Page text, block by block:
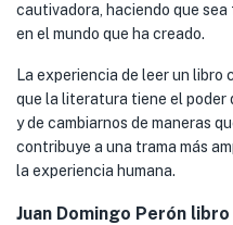
cautivadora, haciendo que
en el mundo que ha creado.
La experiencia de leer un libro
que la literatura tiene el poder
y de cambiarnos de maneras
contribuye a una trama más
la experiencia humana.
Juan Domingo Perón